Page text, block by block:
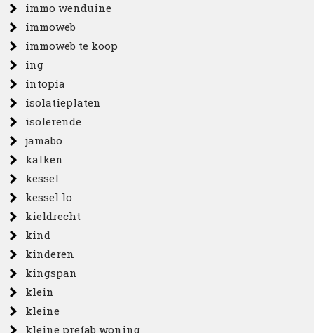
immo wenduine
immoweb
immoweb te koop
ing
intopia
isolatieplaten
isolerende
jamabo
kalken
kessel
kessel lo
kieldrecht
kind
kinderen
kingspan
klein
kleine
kleine prefab woning